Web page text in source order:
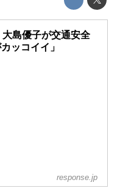
大島優子が交通安全
ッコイイ」
response.jp